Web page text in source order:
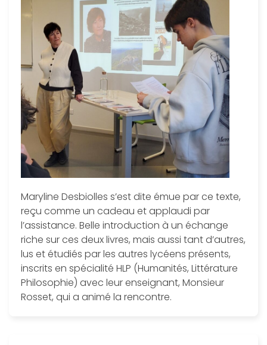
Maryline Desbiolles s’est dite émue par ce texte,
reçu comme un cadeau et applaudi par
l’assistance. Belle introduction à un échange
riche sur ces deux livres, mais aussi tant d’autres,
lus et étudiés par les autres lycéens présents,
inscrits en spécialité HLP (Humanités, Littérature
Philosophie) avec leur enseignant, Monsieur
Rosset, qui a animé la rencontre.